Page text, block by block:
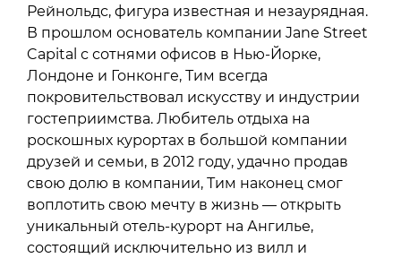
Рейнольдс, фигура известная и незаурядная.
В прошлом основатель компании Jane Street
Capital с сотнями офисов в Нью-Йорке,
Лондоне и Гонконге, Тим всегда
покровительствовал искусству и индустрии
гостеприимства. Любитель отдыха на
роскошных курортах в большой компании
друзей и семьи, в 2012 году, удачно продав
свою долю в компании, Тим наконец смог
воплотить свою мечту в жизнь — открыть
уникальный отель-курорт на Ангилье,
состоящий исключительно из вилл и